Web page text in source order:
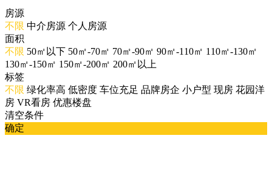
房源
不限 中介房源 个人房源
面积
不限 50㎡以下 50㎡-70㎡ 70㎡-90㎡ 90㎡-110㎡ 110㎡-130㎡
130㎡-150㎡ 150㎡-200㎡ 200㎡以上
标签
不限 绿化率高 低密度 车位充足 品牌房企 小户型 现房 花园洋
房 VR看房 优惠楼盘
清空条件
确定